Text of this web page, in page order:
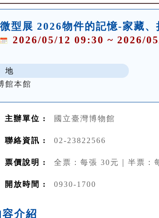
微型展 2026物件的記憶-家藏、
2026/05/12 09:30 ~ 2026/
地
館本館
主辦單位 : 國立臺灣博物館
聯絡資訊 : 02-23822566
票價說明 : 全票：每張 30元｜半票：
開放時間 : 0930-1700
介紹